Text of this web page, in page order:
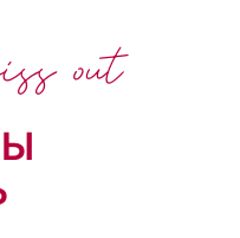
out